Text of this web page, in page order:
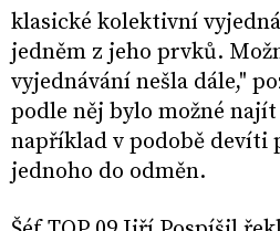
klasické kolektivní
jedněm z jeho prvků.
vyjednávání nešla dále,"
podle něj bylo možné
například v podobě devíti
jednoho do odměn.